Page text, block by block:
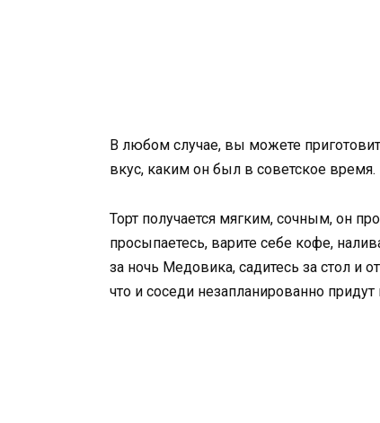
В любом случае, вы можете
вкус, каким он был в советское время.
Торт получается мягким, сочным, он
просыпаетесь, варите себе кофе,
за ночь Медовика, садитесь за стол и
что и соседи незапланированно